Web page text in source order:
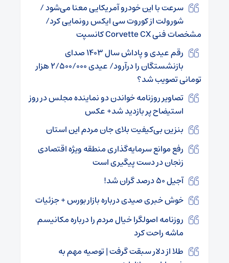
سرعت با این خودرو آمریکایی معنا می‌شود /
شورولت از کوروت سی ایکس رونمایی کرد/
مشخصات فنی Corvette CX کانسپت
رقم عیدی و پاداش سال ۱۴۰۳ صدای
بازنشستگان را درآرود/ عیدی ۲/۵۰۰/۰۰۰ هزار
تومانی تصویب شد؟
تصاویر روزنامه خواندن دو نماینده مجلس در روز
استیضاح پر بازدید شد+ عکس
بنزین بی‌کیفیت بلای جان مردم این استان
رفع موانع سرمایه‌گذاری منطقه ویژه اقتصادی
زنجان در دست پیگیری است
آجیل ۵۰ درصد گران شد!
خوش خبری صیدی درباره بازار بورس + جزئیات
روزنامه اصولگرا خیال مردم را درباره مکانیسم
ماشه راحت کرد
طلا از دلار سبقت گرفت | توصیه مهم به